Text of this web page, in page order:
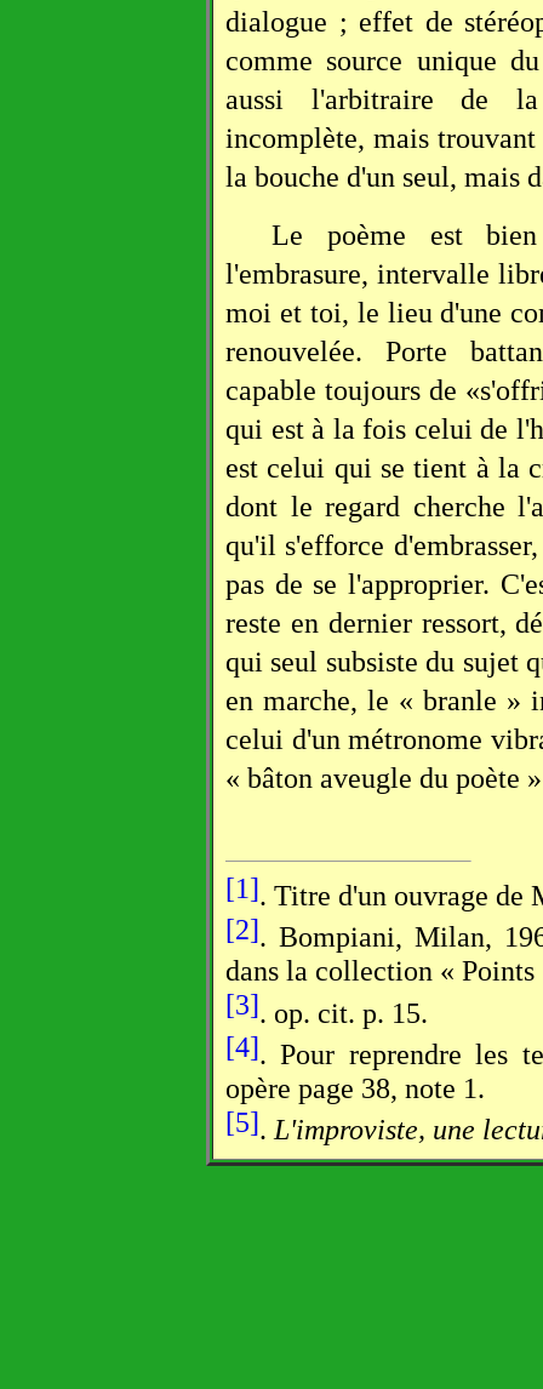
dialogue ; effet de
comme source unique
aussi l'arbitraire de
incomplète, mais trouvant
la bouche d'un seul, mais
Le poème est
l'embrasure, intervalle
moi et toi, le lieu d'une
renouvelée. Porte
capable toujours de
qui est à la fois celui de
est celui qui se tient à la
dont le regard cherche
qu'il s'efforce
pas de se l'approprier.
reste en dernier ressort,
qui seul subsiste du sujet
en marche, le « branle
celui d'un métronome
« bâton aveugle du poète
[1]. Titre d'un ouvrage de
[2]. Bompiani, Milan,
dans la collection «
[3]. op. cit. p. 15.
[4]. Pour reprendre les
opère page 38, note 1.
[5]. L'improviste, une